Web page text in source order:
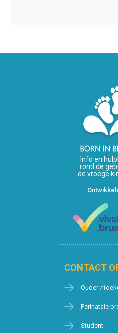
Info en
rond de
de vroege
CONTACT
Ouder /
Perinatale
Student